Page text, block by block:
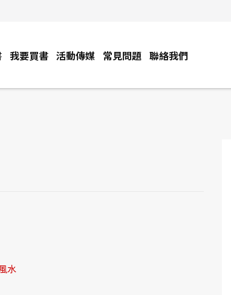
我要買書 活動傳媒 常見問題 聯絡我們
水